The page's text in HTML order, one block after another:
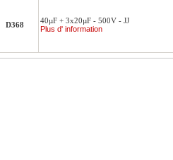
D368
40µF + 3x20µF - 500V - JJ
Plus d' information